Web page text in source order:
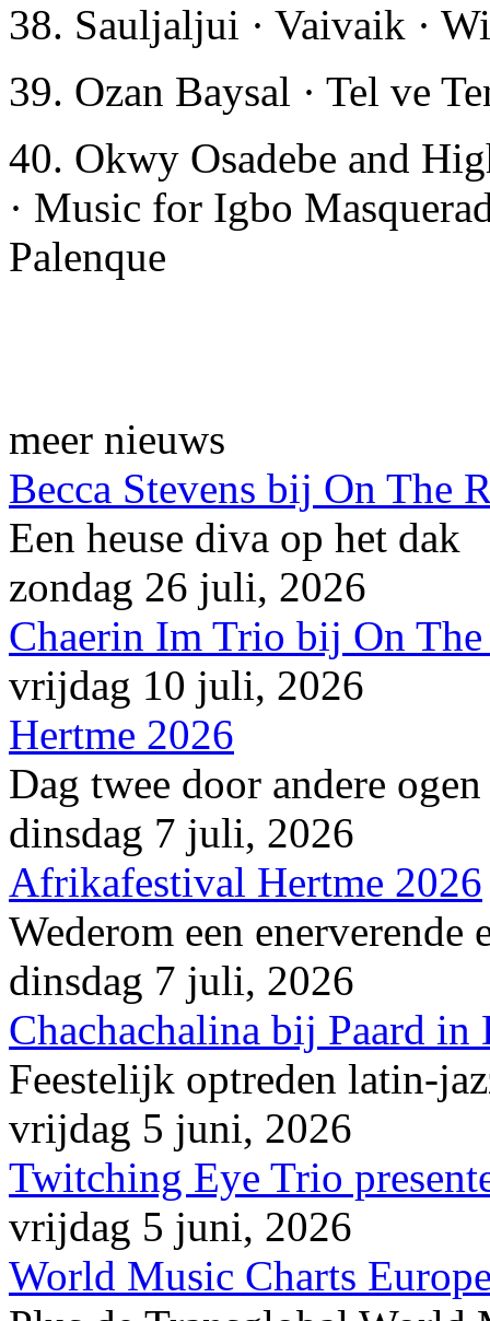
38. Sauljaljui · Vaivaik ·
39. Ozan Baysal · Tel ve
40. Okwy Osadebe and
· Music for Igbo
Palenque
meer nieuws
Becca Stevens bij On The
Een heuse diva op het dak
zondag 26 juli, 2026
Chaerin Im Trio bij On
vrijdag 10 juli, 2026
Hertme 2026
Dag twee door andere
dinsdag 7 juli, 2026
Afrikafestival Hertme 2026
Wederom een enerverende
dinsdag 7 juli, 2026
Chachachalina bij Paard in
Feestelijk optreden latin-
vrijdag 5 juni, 2026
Twitching Eye Trio
vrijdag 5 juni, 2026
World Music Charts